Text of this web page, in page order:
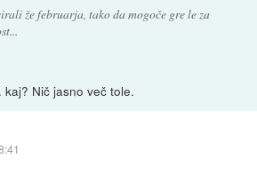
že februarja, tako da mogoče gre le za
Nič jasno več tole.